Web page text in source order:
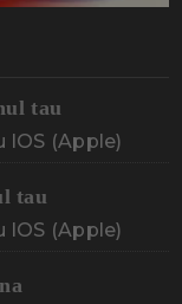
tau
IOS (Apple)
tau
IOS (Apple)